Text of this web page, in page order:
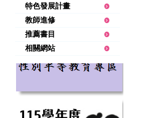
特色發展計畫
教師進修
推薦書目
相關網站